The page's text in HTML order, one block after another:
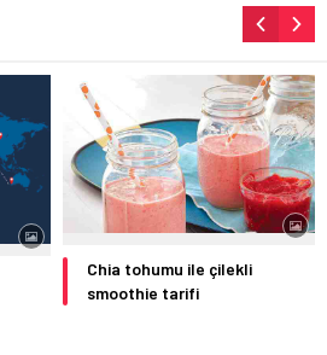
Chia tohumu ile çilekli
smoothie tarifi